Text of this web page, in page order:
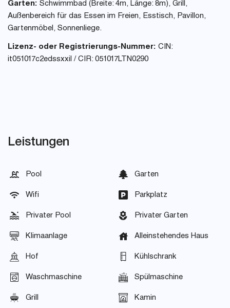
Garten: Schwimmbad (Breite: 4m, Länge: 8m), Grill,
Außenbereich für das Essen im Freien, Esstisch, Pavillon,
Gartenmöbel, Sonnenliege.
Lizenz- oder Registrierungs-Nummer: CIN:
it051017c2edssxxil / CIR: 051017LTN0290
Leistungen
Pool Garten
Wifi Parkplatz
Privater Pool Privater Garten
Klimaanlage Alleinstehendes Haus
Hof Kühlschrank
Waschmaschine Spülmaschine
Grill Kamin